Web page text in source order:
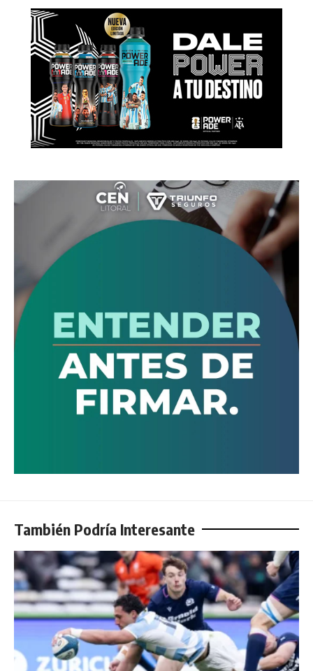
También Podría Interesante